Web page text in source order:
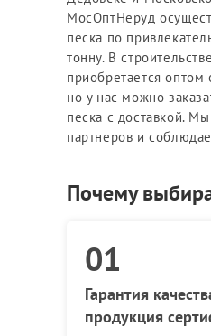
МосОптНеруд
песка по
тонну. В
приобретается оптом
но у нас можно
песка с доставкой.
партнеров и
Почему
Гарантия
продукция